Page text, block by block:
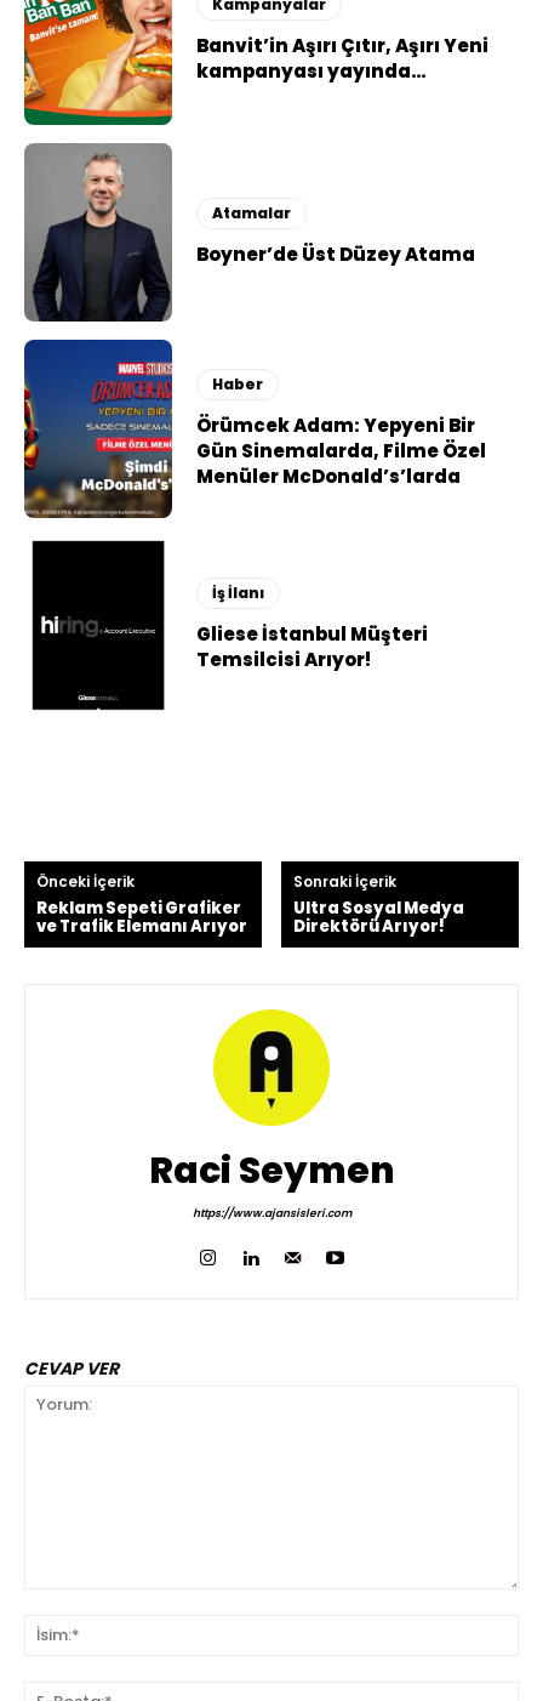
Banvit’in Aşırı Çıtır, Aşırı Yeni
kampanyası yayında…
Atamalar
Boyner’de Üst Düzey Atama
Haber
Örümcek Adam: Yepyeni Bir
Gün Sinemalarda, Filme Özel
Menüler McDonald’s’larda
İş İlanı
Gliese İstanbul Müşteri
Temsilcisi Arıyor!
Önceki İçerik
Reklam Sepeti Grafiker
ve Trafik Elemanı Arıyor
Sonraki İçerik
Ultra Sosyal Medya
Direktörü Arıyor!
Raci Seymen
https://www.ajansisleri.com
CEVAP VER